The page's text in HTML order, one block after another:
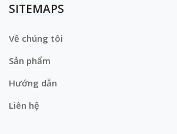
SITEMAPS
Về chúng tôi
Sản phẩm
Hướng dẫn
Liên hệ